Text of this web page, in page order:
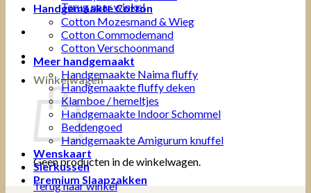
Terug naar winkel
Winkelwagen
Geen producten in de winkelwagen.
Terug naar winkel
Handgemaakte Cotton
Cotton Mozesmand & Wieg
Cotton Commodemand
Cotton Verschoonmand
Meer handgemaakt
Handgemaakte Naima fluffy
Handgemaakte fluffy deken
Klamboe / hemeltjes
Handgemaakte Indoor Schommel
Beddengoed
Handgemaakte Amigurum knuffel
Wenskaart
Sierkussen
Premium Slaapzakken